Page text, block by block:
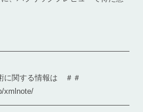
関する情報は ＃＃